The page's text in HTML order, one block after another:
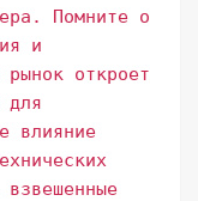
Помните о
и
откроет
для
влияние